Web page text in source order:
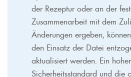
der Rezeptur oder an der
Zusammenarbeit mit dem
Änderungen ergeben,
den Einsatz der Datei
aktualisiert werden. Ein hoher
Sicherheitsstandard und die